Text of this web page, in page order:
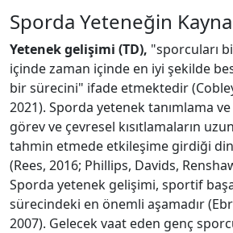
Sporda Yeteneğin
Yetenek gelişimi (TD), "sporcuları
içinde zaman içinde en iyi şekilde
bir sürecini" ifade etmektedir
2021). Sporda yetenek tanımlama
görev ve çevresel kısıtlamaların
tahmin etmede etkileşime girdiği
(Rees, 2016; Phillips, Davids,
Sporda yetenek gelişimi, sportif
sürecindeki en önemli aşamadır
2007). Gelecek vaat eden genç